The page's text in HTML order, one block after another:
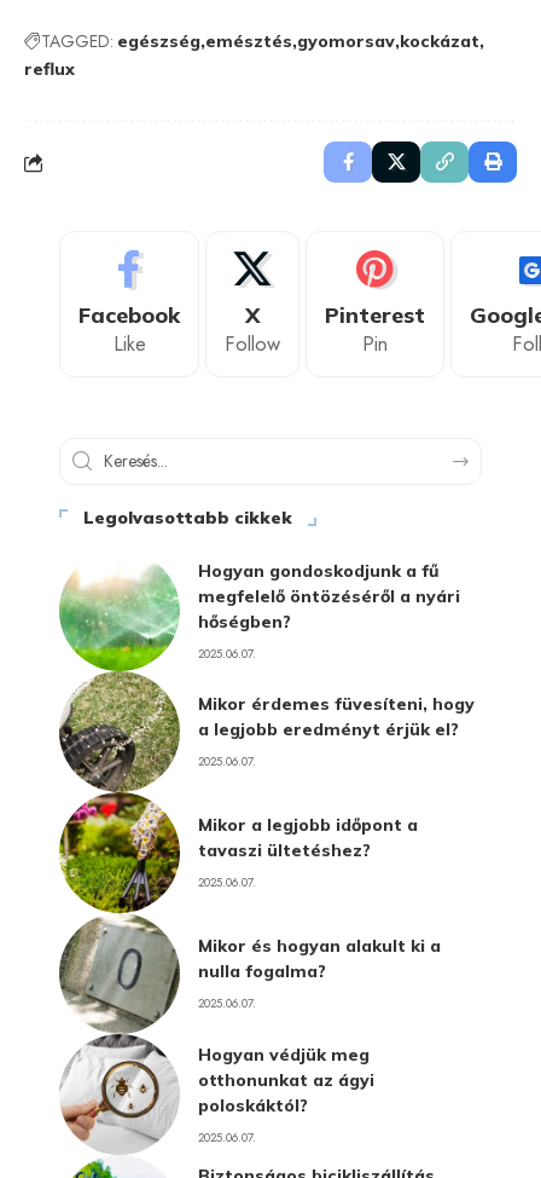
TAGGED: egészség emésztés gyomorsav kockázat
reflux
Facebook
Like
X
Follow
Pinterest
Pin
Legolvasottabb cikkek
Hogyan gondoskodjunk a fű
megfelelő öntözéséről a nyári
hőségben?
2025.06.07.
Mikor érdemes füvesíteni, hogy
a legjobb eredményt érjük el?
2025.06.07.
Mikor a legjobb időpont a
tavaszi ültetéshez?
2025.06.07.
Mikor és hogyan alakult ki a
nulla fogalma?
2025.06.07.
Hogyan védjük meg
otthonunkat az ágyi
poloskáktól?
2025.06.07.